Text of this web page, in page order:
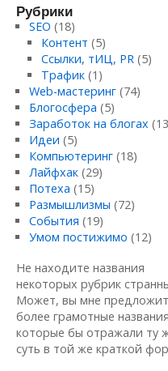
Рубрики
SEO (18)
Контент (5)
Ссылки, тИЦ, PR (5)
Трафик (1)
Web-мастеринг(74)
Блогосфера (5)
Заработок на блогах
Идеи (5)
Компьютеринг(18)
Лайфхак(29)
Потеха (15)
Размышлизмы (72)
События (19)
Умом постижимо (12)
Не находите названия
некоторых рубрик
Может, вы мне
более грамотные
которые бы отражали ту
суть в той же краткой